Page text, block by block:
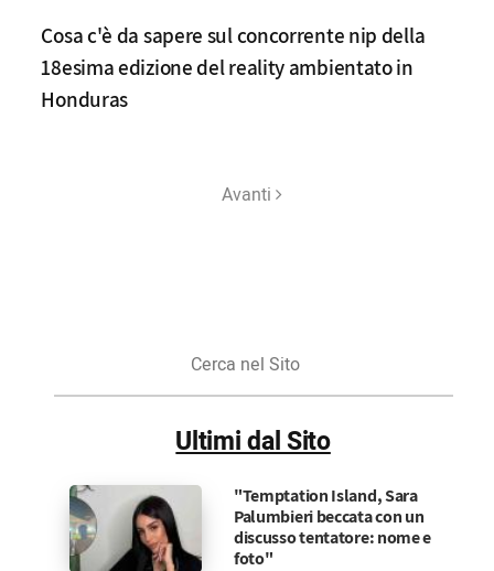
Cosa c'è da sapere sul concorrente nip della
18esima edizione del reality ambientato in
Honduras
Avanti
Sito
Ultimi dal Sito
"Temptation Island, Sara
Palumbieri beccata con un
discusso tentatore: nome e
foto"